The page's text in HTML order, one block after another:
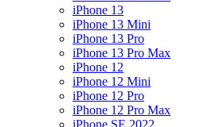
iPhone 13
iPhone 13 Mini
iPhone 13 Pro
iPhone 13 Pro Max
iPhone 12
iPhone 12 Mini
iPhone 12 Pro
iPhone 12 Pro Max
iPhone SE 2022